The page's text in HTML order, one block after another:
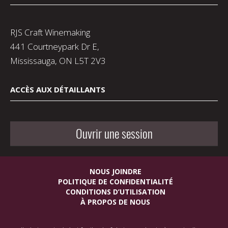
RJS Craft Winemaking
441 Courtneypark Dr E,
Mississauga, ON L5T 2V3
ACCÈS AUX DÉTAILLANTS
Ouvrir une session
NOUS JOINDRE
POLITIQUE DE CONFIDENTIALITÉ
CONDITIONS D’UTILISATION
À PROPOS DE NOUS